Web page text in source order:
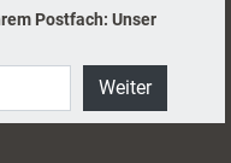
Postfach: Unser
Weiter